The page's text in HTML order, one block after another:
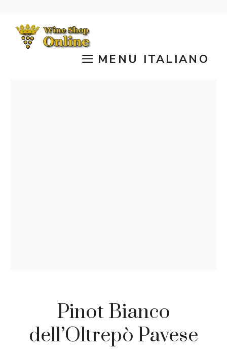
contenuto
MENU ITALIANO
Pinot Bianco
dell’Oltrepò Pavese